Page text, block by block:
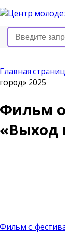
Главная
город» 2025
Фильм
«Выход
Фильм о